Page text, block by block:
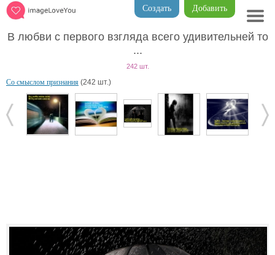
Добавить
Создать
В любви с первого взгляда всего удивительней то
...
242 шт.
Со смыслом признания (242 шт.)